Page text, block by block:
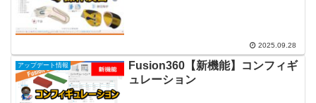
2025.09.28
アップデート情報
Fusion360【新機能】コンフィギ
ュレーション